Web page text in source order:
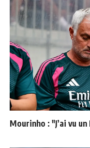
Mourinho : "J’ai vu